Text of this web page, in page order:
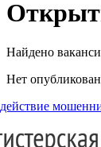
Найдено
Нет